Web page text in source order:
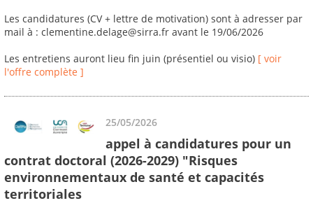
Les candidatures (CV + lettre de motivation) sont à adresser par
mail à : clementine.delage@sirra.fr avant le 19/06/2026
Les entretiens auront lieu fin juin (présentiel ou visio) [ voir
l'offre complète ]
25/05/2026
appel à candidatures pour un
contrat doctoral (2026-2029) "Risques
environnementaux de santé et capacités
territoriales